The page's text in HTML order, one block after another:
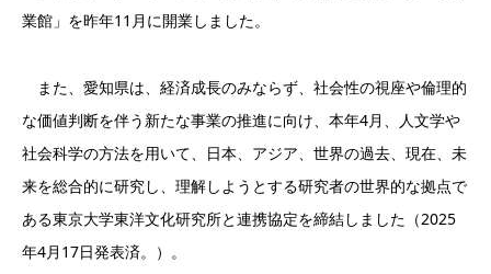
業館」を昨年11月に開業しました。
また、愛知県は、経済成長のみならず、社会性の視座や倫理的
な価値判断を伴う新たな事業の推進に向け、本年4月、人文学や
社会科学の方法を用いて、日本、アジア、世界の過去、現在、未
来を総合的に研究し、理解しようとする研究者の世界的な拠点で
ある東京大学東洋文化研究所と連携協定を締結しました（2025
年4月17日発表済。）。